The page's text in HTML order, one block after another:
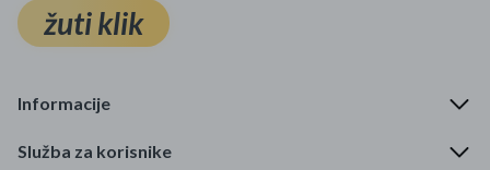
žuti klik
Informacije
Služba za korisnike